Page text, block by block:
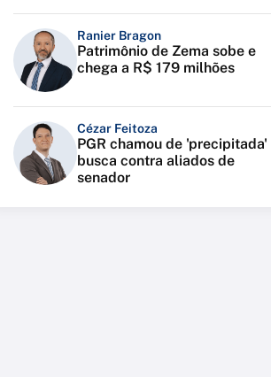
Ranier Bragon
Patrimônio de Zema sobe e
chega a R$ 179 milhões
Cézar Feitoza
PGR chamou de 'precipitada'
busca contra aliados de
senador